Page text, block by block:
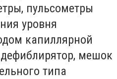
пульсометры
уровня
капиллярной
мешок
типа